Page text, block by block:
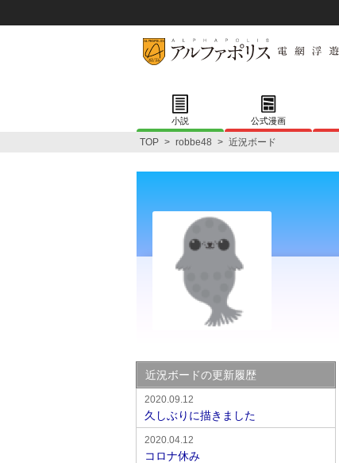
小説 公式漫画
TOP > robbe48 > 近況ボード
近況ボードの更新履歴
2020.09.12
久しぶりに描きました
2020.04.12
コロナ休み